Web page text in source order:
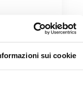
sui cookie